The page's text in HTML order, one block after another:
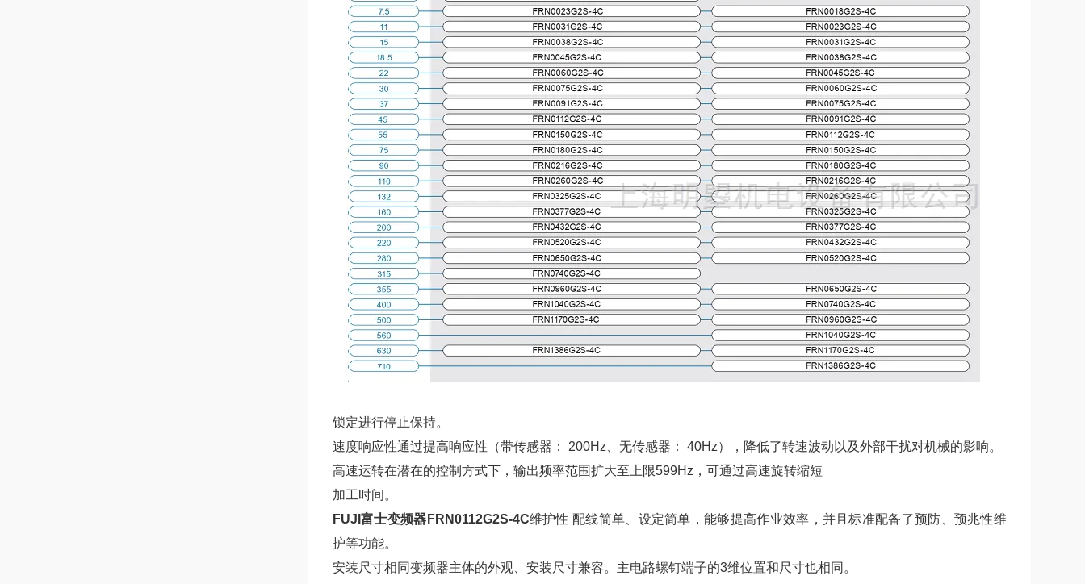
锁定进行停止保持。
速度响应性通过提高响应性（带传感器： 200Hz、无传感器： 40Hz），降低了转速波动以及外部干扰对机械的影响。
高速运转在潜在的控制方式下，输出频率范围扩大至上限599Hz，可通过高速旋转缩短
加工时间。
FUJI富士变频器FRN0112G2S-4C维护性 配线简单、设定简单，能够提高作业效率，并且标准配备了预防、预兆性维
护等功能。
安装尺寸相同变频器主体的外观、安装尺寸兼容。主电路螺钉端子的3维位置和尺寸也相同。